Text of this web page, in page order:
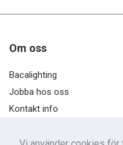
Om oss
Bacalighting
Jobba hos oss
Kontakt info